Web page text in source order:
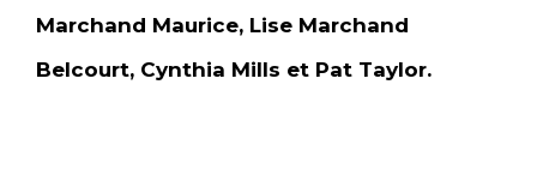
Marchand Maurice, Lise Marchand
Belcourt, Cynthia Mills et Pat Taylor.